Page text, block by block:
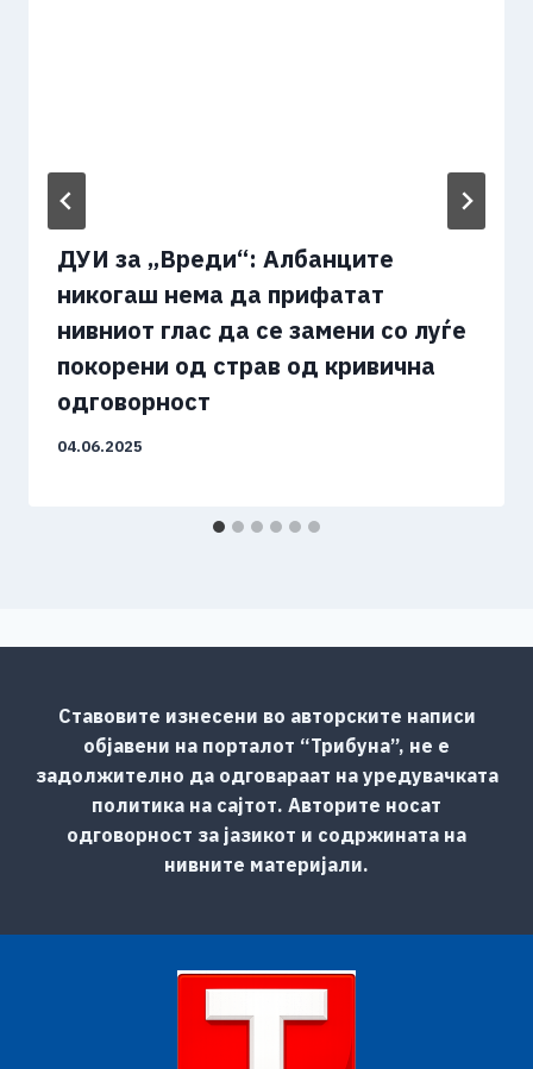
ДУИ за „Вреди“: Албанците
никогаш нема да прифатат
нивниот глас да се замени со луѓе
покорени од страв од кривична
одговорност
04.06.2025
Ставовите изнесени во авторските написи
објавени на порталот “Трибуна”, не е
задолжително да одговараат на уредувачката
политика на сајтот. Авторите носат
одговорност за јазикот и содржината на
нивните материјали.